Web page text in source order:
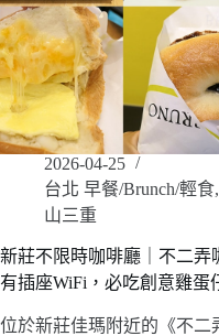
2026-04-25
台北 早餐/Brunch/輕食,
山三重
新莊不限時咖啡廳｜不二弄
有插座WiFi，必吃創意雞蛋
位於新莊佳瑪附近的《不二